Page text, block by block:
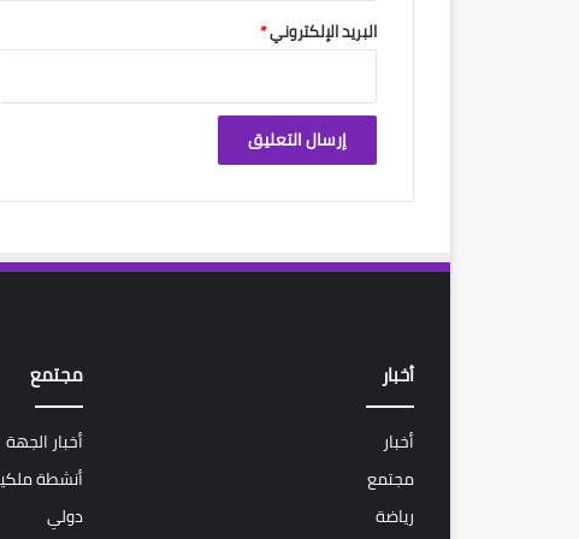
البريد الإلكتروني*
أخبار
أخبار
مجتمع
رياضة
مجتمع
أخبار الجهة
أنشطة
دولي